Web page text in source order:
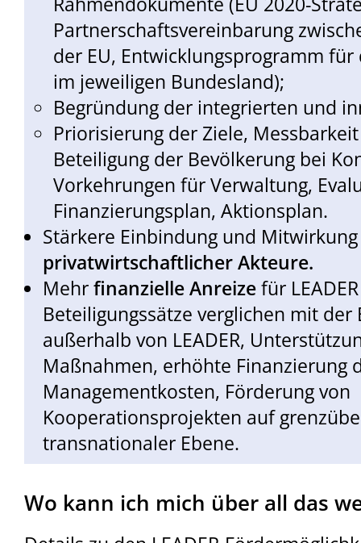
Partnerschaftsvereinbarung
der EU, Entwicklungsprogramm
im jeweiligen Bundesland);
Begründung der integrierten und
Priorisierung der Ziele,
Beteiligung der Bevölkerung bei
Vorkehrungen für Verwaltung,
Finanzierungsplan, Aktionsplan.
Stärkere Einbindung und Mitwirkung
privatwirtschaftlicher Akteure.
Mehrfinanzielle Anreizefür
Beteiligungssätze verglichen mit der
außerhalb von LEADER,
Maßnahmen, erhöhte Finanzierung
Managementkosten, Förderung von
Kooperationsprojekten auf
transnationaler Ebene.
Wo kann ich mich über all das